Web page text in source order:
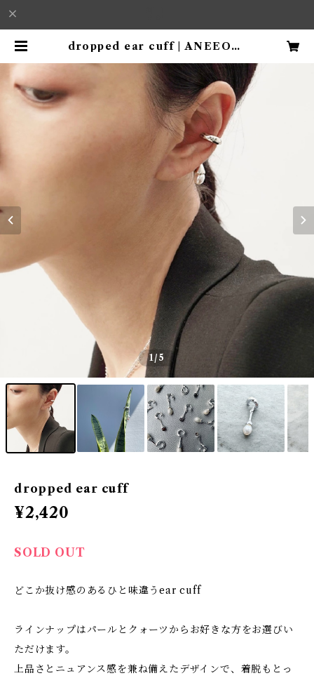
dropped ear cuff | ANEEORI
1/5
dropped ear cuff
¥2,420
SOLD OUT
どこか抜け感のあるひと味違うear cuff
ラインナップはパールとクォーツからお好きな方をお選びい
ただけます。
上品さとニュアンス感を兼ね備えたデザインで、着脱もとっ